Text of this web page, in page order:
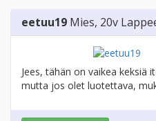
eetuu19 Mies, 20v
Jees, tähän on vaikea keksiä
mutta jos olet luotettava,